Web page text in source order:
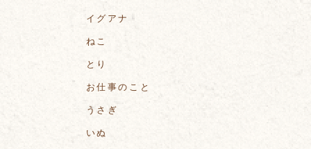
イグアナ
ねこ
とり
お仕事のこと
うさぎ
いぬ